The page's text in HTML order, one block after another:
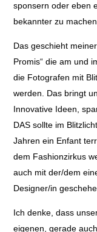
sponsern oder eben
bekannter zu
Das geschieht
Promis“ die am und
die Fotografen mit
werden. Das bringt
Innovative Ideen,
DAS sollte im
Jahren ein Enfant
dem Fashionzirkus
auch mit der/dem
Designer/in
Ich denke, dass
eigenen, gerade